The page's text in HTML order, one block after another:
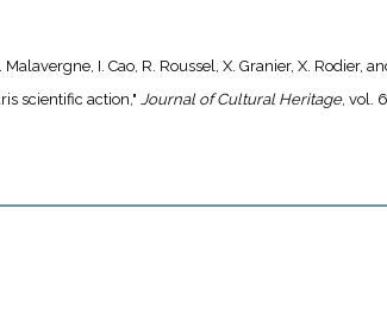
I. Cao, R. Roussel, X. Granier, X.
scientific action," Journal of Cultural Heritage, vol.